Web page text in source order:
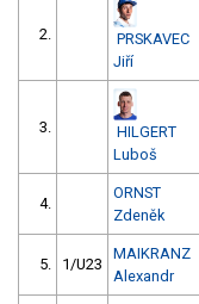
2.
PRSKAVEC
Jiří
3.
HILGERT
Luboš
4.
ORNST
Zdeněk
5. 1/U23
MAIKRANZ
Alexandr